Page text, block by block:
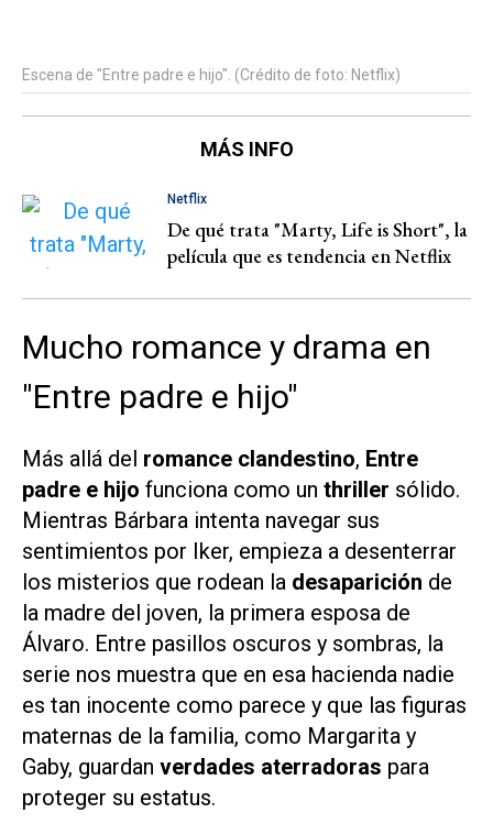
Escena de "Entre padre e hijo". (Crédito de foto: Netflix)
MÁS INFO
Netflix
De qué trata "Marty, Life is Short", la
película que es tendencia en Netflix
Mucho romance y drama en
"Entre padre e hijo"
Más allá del romance clandestino, Entre
padre e hijo funciona como un thriller sólido.
Mientras Bárbara intenta navegar sus
sentimientos por Iker, empieza a desenterrar
los misterios que rodean la desaparición de
la madre del joven, la primera esposa de
Álvaro. Entre pasillos oscuros y sombras, la
serie nos muestra que en esa hacienda nadie
es tan inocente como parece y que las figuras
maternas de la familia, como Margarita y
Gaby, guardan verdades aterradoras para
proteger su estatus.